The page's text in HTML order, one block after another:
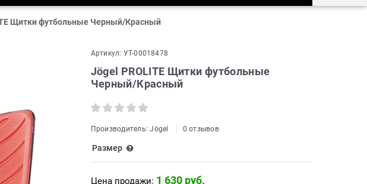
Щитки футбольные Черный/Красный
Артикул: УТ-00018478
Jögel PROLITE Щитки футбольные
Черный/Красный
Производитель:Jögel 0 отзывов
Размер
Цена продажи: 1 630 руб.